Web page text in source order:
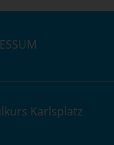
Karlsplatz